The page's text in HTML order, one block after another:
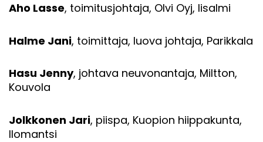
Aho Lasse, toimitusjohtaja, Olvi Oyj, Iisalmi
Halme Jani, toimittaja, luova johtaja, Parikkala
Hasu Jenny, johtava neuvonantaja, Miltton,
Kouvola
Jolkkonen Jari, piispa, Kuopion hiippakunta,
Ilomantsi